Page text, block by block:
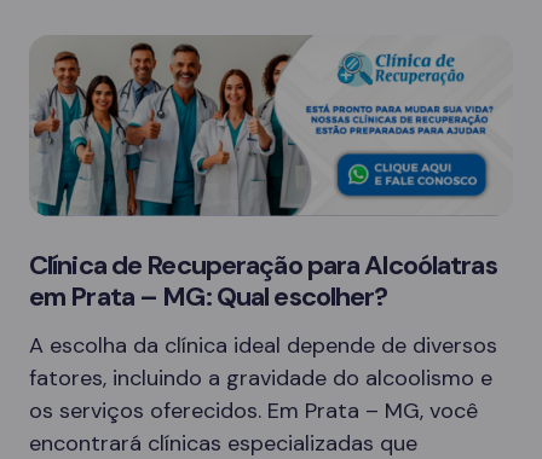
Clínica de Recuperação para Alcoólatras
em Prata – MG: Qual escolher?
A escolha da clínica ideal depende de diversos
fatores, incluindo a gravidade do alcoolismo e
os serviços oferecidos. Em Prata – MG, você
encontrará clínicas especializadas que